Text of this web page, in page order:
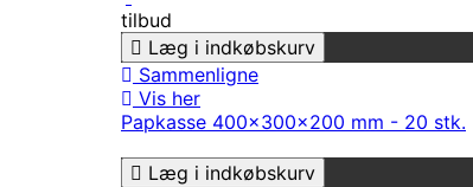
tilbud
Læg i indkøbskurv
Sammenligne
Vis her
Papkasse 400x300x200 mm - 20 stk.
Læg i indkøbskurv